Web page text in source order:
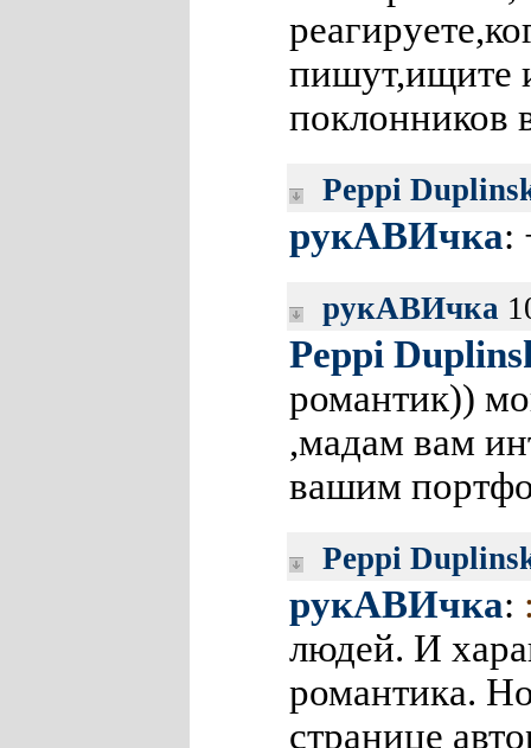
пишут,ищите
поклонников
Peppi
рукАВИчка:
рукАВИчка
Peppi
романтик))
,мадам вам
вашим
Peppi
рукАВИчка:
людей. И
романтика.
странице